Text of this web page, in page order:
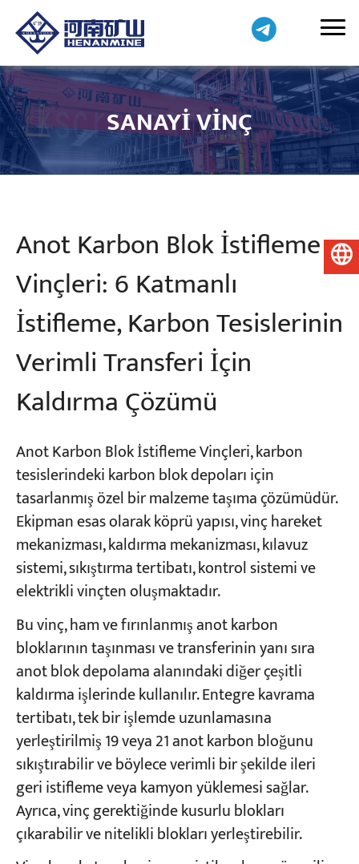
Projeler
Bloglar
Haberler
Uygulamalar
Hakkımızda
Bize Ulaşın
SANAYI VINÇ
Anot Karbon Blok İstifleme
Vinçleri: 6 Katmanlı
İstifleme, Karbon Tesislerinin
Verimli Transferi İçin
Kaldırma Çözümü
Anot Karbon Blok İstifleme Vinçleri, karbon
tesislerindeki karbon blok depoları için
tasarlanmış özel bir malzeme taşıma çözümüdür.
Ekipman esas olarak köprü yapısı, vinç hareket
mekanizması, kaldırma mekanizması, kılavuz
sistemi, sıkıştırma tertibatı, kontrol sistemi ve
elektrikli vinçten oluşmaktadır.
Bu vinç, ham ve fırınlanmış anot karbon
bloklarının taşınması ve transferinin yanı sıra
anot blok depolama alanındaki diğer çeşitli
kaldırma işlerinde kullanılır. Entegre kavrama
tertibatı, tek bir işlemde uzunlamasına
yerleştirilmiş 19 veya 21 anot karbon bloğunu
sıkıştırabilir ve böylece verimli bir şekilde ileri
geri istifleme veya kamyon yüklemesi sağlar.
Ayrıca, vinç gerektiğinde kusurlu blokları
çıkarabilir ve nitelikli blokları yerleştirebilir.
Türkçe